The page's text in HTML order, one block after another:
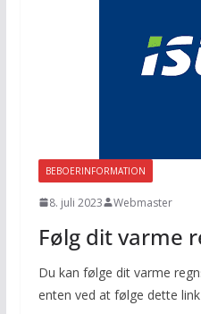
BEBOERINFORMATION
8. juli 2023 Webmaster
Følg dit varme
Du kan følge dit varme
enten ved at følge dette